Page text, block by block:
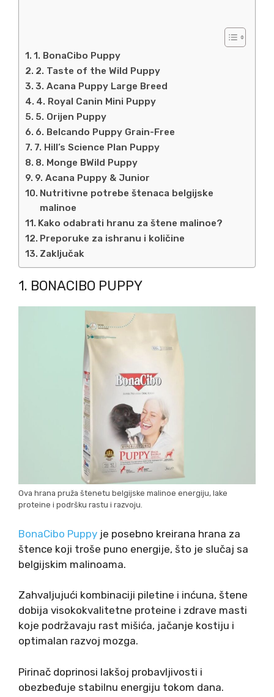
1. BonaCibo Puppy
2. Taste of the Wild Puppy
3. Acana Puppy Large Breed
4. Royal Canin Mini Puppy
5. Orijen Puppy
6. Belcando Puppy Grain-Free
7. Hill’s Science Plan Puppy
8. Monge BWild Puppy
9. Acana Puppy & Junior
Nutritivne potrebe štenaca belgijske
malinoe
Kako odabrati hranu za štene malinoe?
Preporuke za ishranu i količine
Zaključak
1. BONACIBO PUPPY
Ova hrana pruža štenetu belgijske malinoe energiju, lake
proteine i podršku rastu i razvoju.
BonaCibo Puppy je posebno kreirana hrana za
štence koji troše puno energije, što je slučaj sa
belgijskim malinoama.
Zahvaljujući kombinaciji piletine i inćuna, štene
dobija visokokvalitetne proteine i zdrave masti
koje podržavaju rast mišića, jačanje kostiju i
optimalan razvoj mozga.
Pirinač doprinosi lakšoj probavljivosti i
obezbeđuje stabilnu energiju tokom dana.